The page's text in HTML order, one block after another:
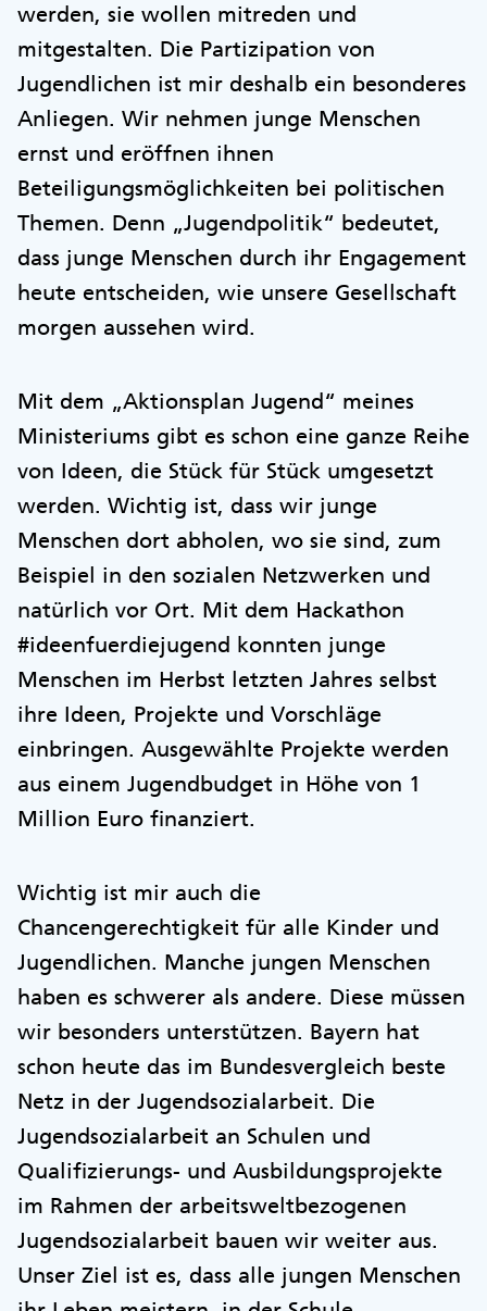
werden, sie wollen mitreden und
mitgestalten. Die Partizipation von
Jugendlichen ist mir deshalb ein besonderes
Anliegen. Wir nehmen junge Menschen
ernst und eröffnen ihnen
Beteiligungsmöglichkeiten bei politischen
Themen. Denn „Jugendpolitik“ bedeutet,
dass junge Menschen durch ihr Engagement
heute entscheiden, wie unsere Gesellschaft
morgen aussehen wird.
Mit dem „Aktionsplan Jugend“ meines
Ministeriums gibt es schon eine ganze Reihe
von Ideen, die Stück für Stück umgesetzt
werden. Wichtig ist, dass wir junge
Menschen dort abholen, wo sie sind, zum
Beispiel in den sozialen Netzwerken und
natürlich vor Ort. Mit dem Hackathon
#ideenfuerdiejugend konnten junge
Menschen im Herbst letzten Jahres selbst
ihre Ideen, Projekte und Vorschläge
einbringen. Ausgewählte Projekte werden
aus einem Jugendbudget in Höhe von 1
Million Euro finanziert.
Wichtig ist mir auch die
Chancengerechtigkeit für alle Kinder und
Jugendlichen. Manche jungen Menschen
haben es schwerer als andere. Diese müssen
wir besonders unterstützen. Bayern hat
schon heute das im Bundesvergleich beste
Netz in der Jugendsozialarbeit. Die
Jugendsozialarbeit an Schulen und
Qualifizierungs- und Ausbildungsprojekte
im Rahmen der arbeitsweltbezogenen
Jugendsozialarbeit bauen wir weiter aus.
Unser Ziel ist es, dass alle jungen Menschen